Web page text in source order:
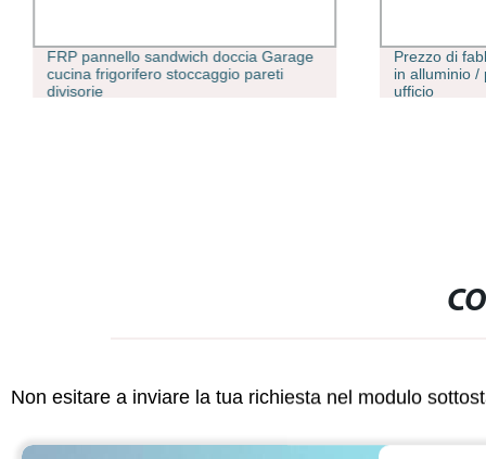
FRP pannello sandwich doccia Garage
cucina frigorifero stoccaggio pareti
divisorie
Prezzo di
in alluminio /
ufficio
Non esitare a inviare la tua richiesta nel modulo